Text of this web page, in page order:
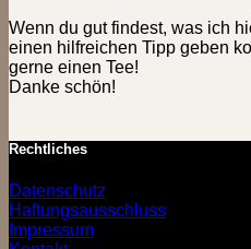
Wenn du gut findest, was ich
einen hilfreichen Tipp geben
gerne einen Tee!
Danke schön!
Rechtliches
Datenschutz
Haftungsausschluss
Impressum